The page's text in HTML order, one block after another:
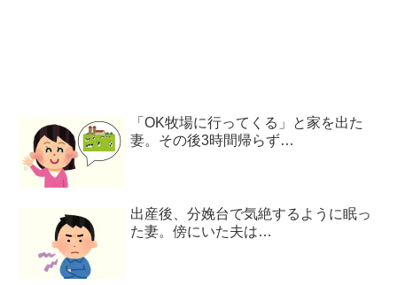
「OK牧場に行ってくる」と家を出た
妻。その後3時間帰らず…
出産後、分娩台で気絶するように眠っ
た妻。傍にいた夫は…